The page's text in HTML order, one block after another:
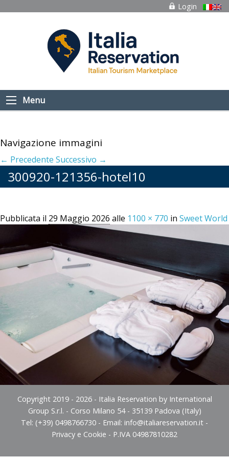
Login
Menu
Navigazione immagini
← Precedente Successivo →
300920-121356-hotel10
Pubblicata il 29 Maggio 2026 alle 1100 × 770 in Sweet World
Copyright 2019 - 2026 - Italia Reservation by International
Group S.r.l. - Corso Milano 54 - 35139 Padova (Italy)
Tel: (+39) 0498766730 - Email: info@italiareservation.it -
Privacy e Cookie - P.IVA 04987810282